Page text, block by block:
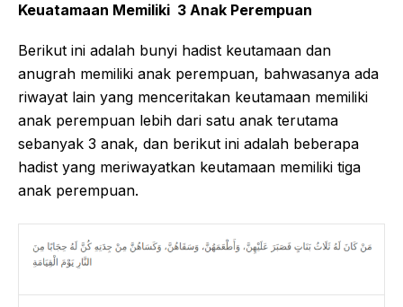
Keuatamaan Memiliki 3 Anak Perempuan
Berikut ini adalah bunyi hadist keutamaan dan
anugrah memiliki anak perempuan, bahwasanya ada
riwayat lain yang menceritakan keutamaan memiliki
anak perempuan lebih dari satu anak terutama
sebanyak 3 anak, dan berikut ini adalah beberapa
hadist yang meriwayatkan keutamaan memiliki tiga
anak perempuan.